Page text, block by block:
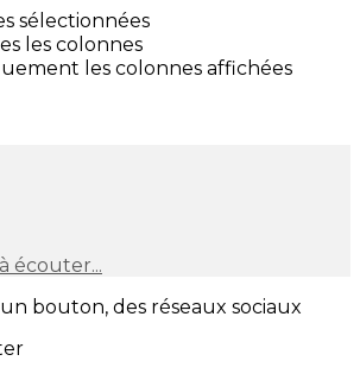
sélectionnées
les colonnes
les colonnes affichées
écouter...
bouton, des réseaux sociaux